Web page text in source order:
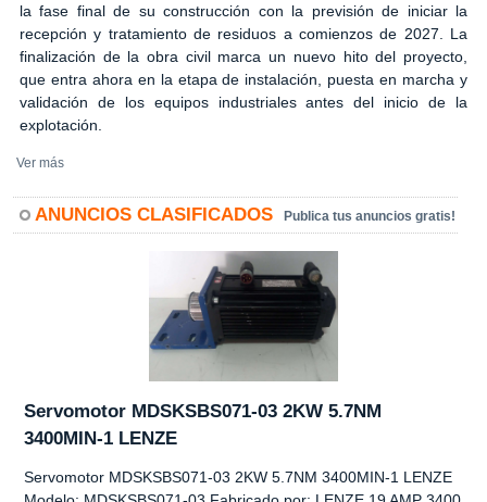
la fase final de su construcción con la previsión de iniciar la
recepción y tratamiento de residuos a comienzos de 2027. La
finalización de la obra civil marca un nuevo hito del proyecto,
que entra ahora en la etapa de instalación, puesta en marcha y
validación de los equipos industriales antes del inicio de la
explotación.
Ver más
ANUNCIOS CLASIFICADOS Publica tus anuncios gratis!
Servomotor MDSKSBS071-03 2KW 5.7NM
3400MIN-1 LENZE
Servomotor MDSKSBS071-03 2KW 5.7NM 3400MIN-1 LENZE